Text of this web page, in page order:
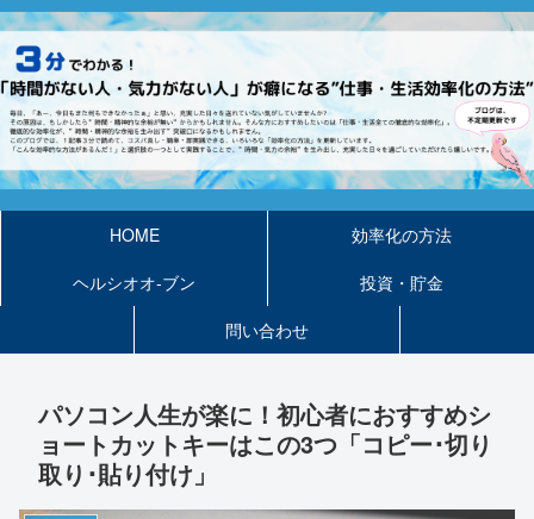
HOME
効率化の方法
ヘルシオオ-ブン
投資・貯金
問い合わせ
パソコン人生が楽に！初心者におすすめシ
ョートカットキーはこの3つ「コピー･切り
取り･貼り付け」